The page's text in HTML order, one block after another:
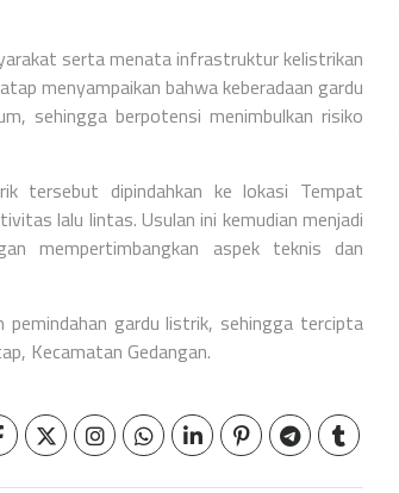
serta menata infrastruktur kelistrikan
menyampaikan bahwa keberadaan gardu
sehingga berpotensi menimbulkan risiko
tersebut dipindahkan ke lokasi Tempat
lalu lintas. Usulan ini kemudian menjadi
mempertimbangkan aspek teknis dan
pemindahan gardu listrik, sehingga tercipta
Kecamatan Gedangan.